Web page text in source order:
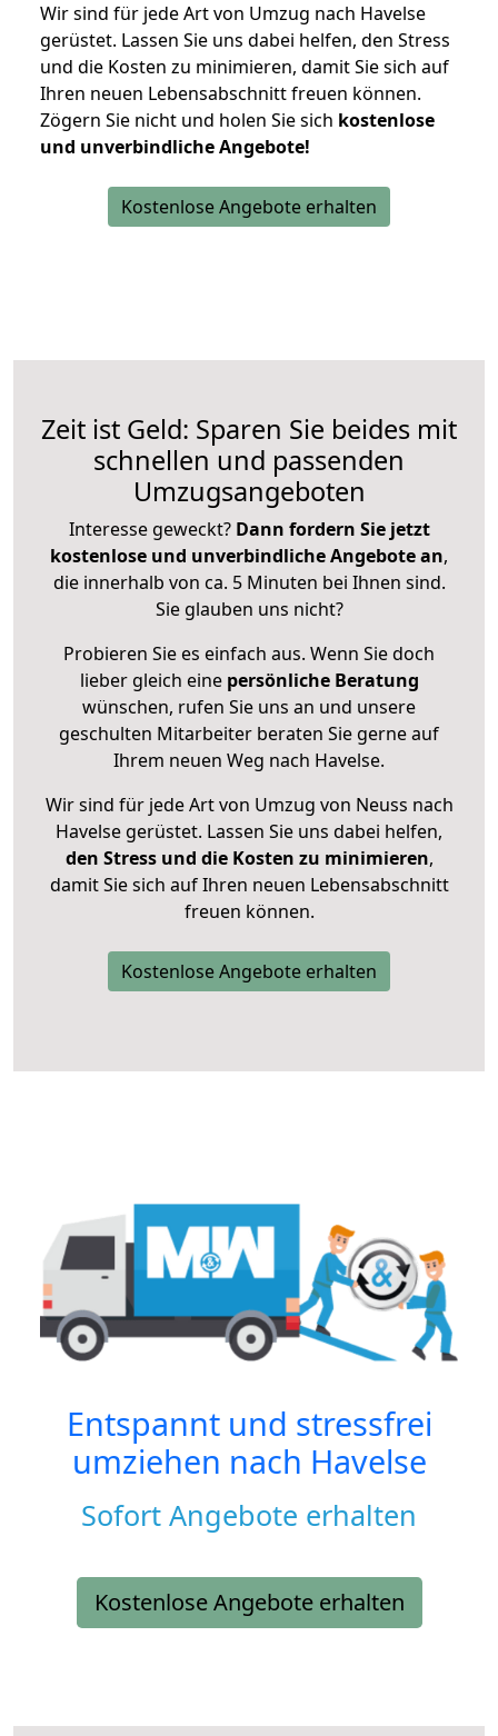
Wir sind für jede Art von Umzug nach Havelse
gerüstet. Lassen Sie uns dabei helfen, den Stress
und die Kosten zu minimieren, damit Sie sich auf
Ihren neuen Lebensabschnitt freuen können.
Zögern Sie nicht und holen Sie sich kostenlose
und unverbindliche Angebote!
Kostenlose Angebote erhalten
Zeit ist Geld: Sparen Sie beides mit
schnellen und passenden
Umzugsangeboten
Interesse geweckt? Dann fordern Sie jetzt
kostenlose und unverbindliche Angebote an,
die innerhalb von ca. 5 Minuten bei Ihnen sind.
Sie glauben uns nicht?
Probieren Sie es einfach aus. Wenn Sie doch
lieber gleich eine persönliche Beratung
wünschen, rufen Sie uns an und unsere
geschulten Mitarbeiter beraten Sie gerne auf
Ihrem neuen Weg nach Havelse.
Wir sind für jede Art von Umzug von Neuss nach
Havelse gerüstet. Lassen Sie uns dabei helfen,
den Stress und die Kosten zu minimieren,
damit Sie sich auf Ihren neuen Lebensabschnitt
freuen können.
Kostenlose Angebote erhalten
Entspannt und stressfrei
umziehen nach Havelse
Sofort Angebote erhalten
Kostenlose Angebote erhalten